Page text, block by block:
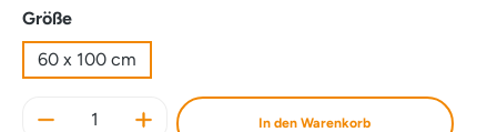
Größeauswählen
60 x 100 cm
Produkt Anzahl: Gib den gewünschten
In den Warenkorb